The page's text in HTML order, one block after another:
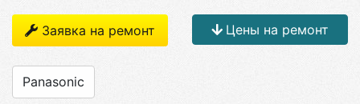
Заявка на ремонт Цены на ремонт
Panasonic